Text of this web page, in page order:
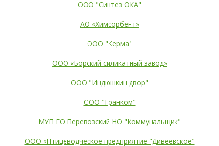
ООО "Синтез ОКА"
АО «Химсорбент»
ООО "Керма"
ООО «Борский силикатный завод»
ООО "Индюшкин двор"
ООО "Гранком"
МУП ГО Перевозский НО "Коммунальщик"
ООО «Птицеводческое предприятие "Дивеевское"